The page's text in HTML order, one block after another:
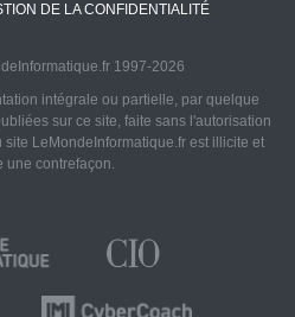
DE LA CONFIDENTIALITÉ
1997-2026
intégrale ou partielle, par quelque
sur ce site, faite sans l'autorisation
LeMondeInformatique.fr est illicite et
une contrefaçon.